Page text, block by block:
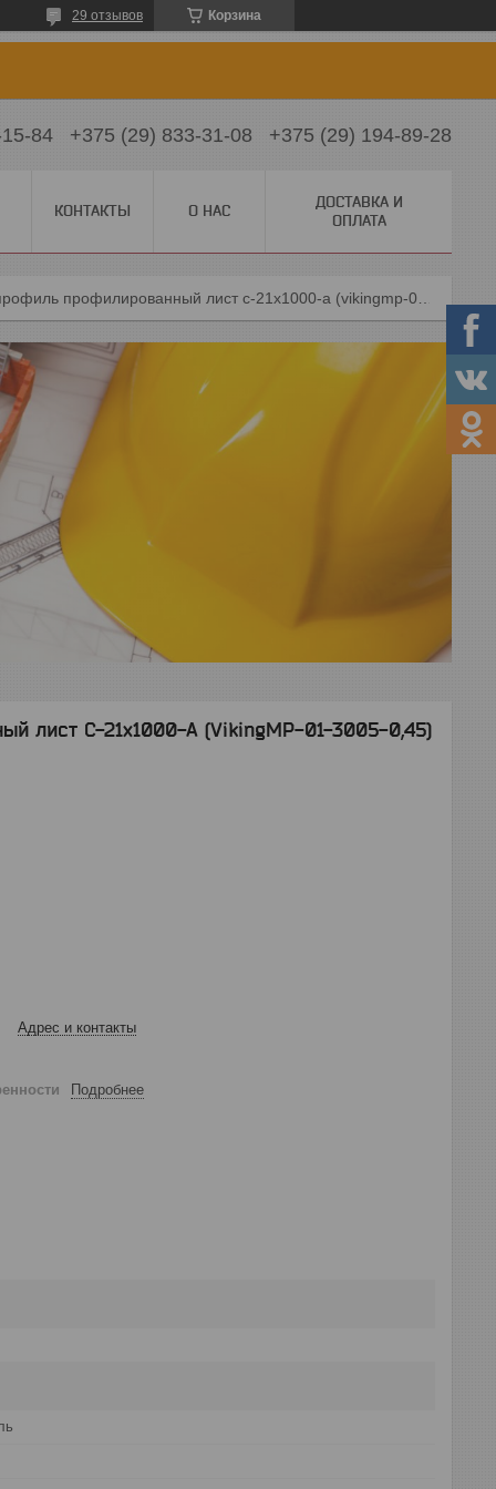
Корзина
29 отзывов
84 +375 (29) 833-31-08 +375 (29) 194-89-28
КОНТАКТЫ О НАС
ДОСТАВКА И
ОПЛАТА
лист С-21x1000-A (VikingMP-01-3005-0,45)
Адрес и контакты
Подробнее